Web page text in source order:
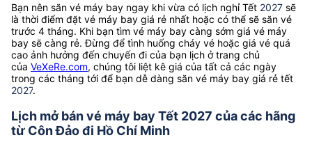
Bạn nên săn vé máy bay ngay khi vừa có lịch nghỉ Tết 2027 sẽ
là thời điểm đặt vé máy bay giá rẻ nhất hoặc có thể sẽ săn vé
trước 4 tháng. Khi bạn tìm vé máy bay càng sớm giá vé máy
bay sẽ càng rẻ. Đừng để tình huống cháy vé hoặc giá vé quá
cao ảnh hưởng đến chuyến đi của bạn lịch ở trang chủ
của VeXeRe.com, chúng tôi liệt kê giá của tất cả các ngày
trong các tháng tới để bạn dễ dàng săn vé máy bay giá rẻ tết
2027.
Lịch mở bán vé máy bay Tết 2027 của các hãng
từ Côn Đảo đi Hồ Chí Minh